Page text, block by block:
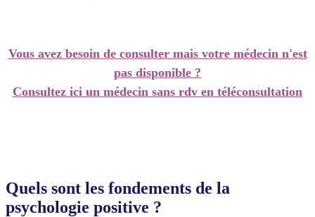
Vous avez besoin de consulter mais votre médecin n'est
pas disponible ?
Consultez ici un médecin sans rdv en téléconsultation
Quels sont les fondements de la
psychologie positive ?